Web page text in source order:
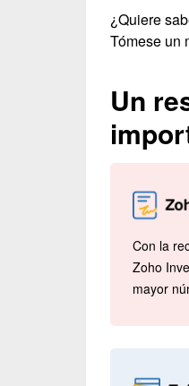
¿Quiere
Tómese un
Un
Con la
Zoho
mayor